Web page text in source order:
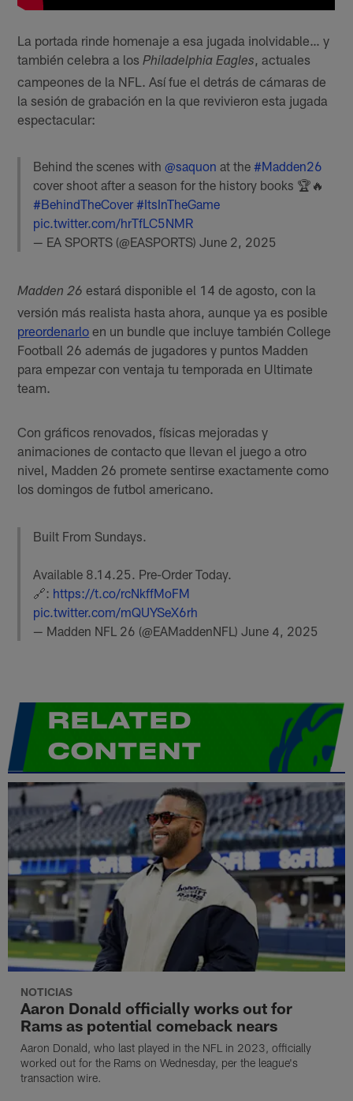
La portada rinde homenaje a esa jugada inolvidable… y
también celebra a los Philadelphia Eagles , actuales
campeones de la NFL. Así fue el detrás de cámaras de
la sesión de grabación en la que revivieron esta jugada
espectacular:
Behind the scenes with@saquon at the#Madden26
cover shoot after a season for the history books 🏆🔥
#BehindTheCover #ItsInTheGame
pic.twitter.com/hrTfLC5NMR
— EA SPORTS (@EASPORTS)June 2, 2025
Madden 26 estará disponible el 14 de agosto, con la
versión más realista hasta ahora, aunque ya es posible
preordenarlo en un bundle que incluye también College
Football 26 además de jugadores y puntos Madden
para empezar con ventaja tu temporada en Ultimate
team.
Con gráficos renovados, físicas mejoradas y
animaciones de contacto que llevan el juego a otro
nivel, Madden 26 promete sentirse exactamente como
los domingos de futbol americano.
Built From Sundays.
Available 8.14.25. Pre-Order Today.
🔗: https://t.co/rcNkffMoFM
pic.twitter.com/mQUYSeX6rh
— Madden NFL 26 (@EAMaddenNFL)June 4, 2025
RELATED
CONTENT
NOTICIAS
Aaron Donald officially works out for
Rams as potential comeback nears
Aaron Donald, who last played in the NFL in 2023, officially
worked out for the Rams on Wednesday, per the league's
transaction wire.